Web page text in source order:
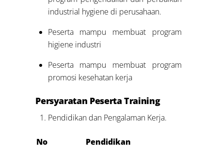
industrial hygiene di perusahaan.
Peserta mampu membuat program
higiene industri
Peserta mampu membuat program
promosi kesehatan kerja
Persyaratan Peserta Training
Pendidikan dan Pengalaman Kerja.
No Pendidikan